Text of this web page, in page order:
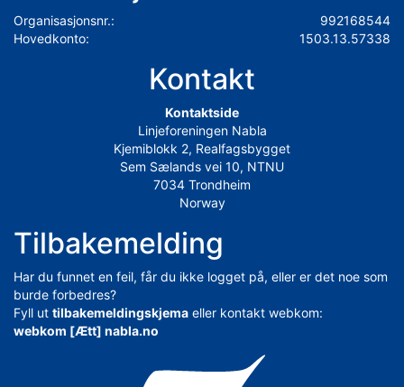
Organisasjonsnr.:
992168544
Hovedkonto:
1503.13.57338
Kontakt
Kontaktside
Linjeforeningen Nabla
Kjemiblokk 2, Realfagsbygget
Sem Sælands vei 10, NTNU
7034 Trondheim
Norway
Tilbakemelding
Har du funnet en feil, får du ikke logget på, eller er det noe som
burde forbedres?
Fyll ut tilbakemeldingskjema eller kontakt webkom:
webkom [Ætt] nabla.no